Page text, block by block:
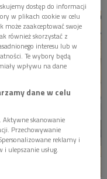
dostęp do informacji
w plikach cookie w celu
zaakceptować swoje
również skorzystać z
interesu lub w
Te wybory będą
wpływu na dane
dane w celu
Aktywne skanowanie
Przechowywanie
reklamy i
ulepszanie usług.